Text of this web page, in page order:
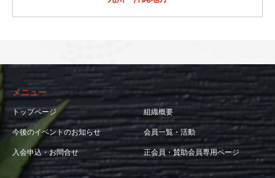
メニュー
トップページ 組織概要
今後のイベントのお知らせ 会員一覧・活動
入会申込・お問合せ 正会員・賛助会員専用ページ